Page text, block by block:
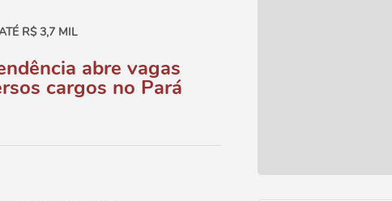
R$ 3,7 MIL
abre vagas
cargos no Pará